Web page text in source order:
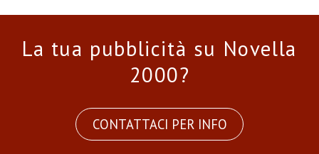
La tua pubblicità su Novella
2000?
CONTATTACI PER INFO